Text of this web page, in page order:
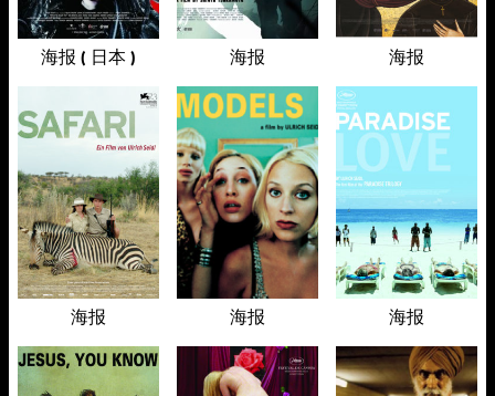
海报 ( 日本 ) 海报 海报
海报 海报 海报